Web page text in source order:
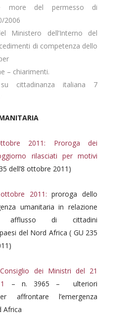
more del permesso di
2006
Ministero dell’Interno del
di competenza dello
– chiarimenti.
su cittadinanza italiana 7
2011: Proroga dei
rilasciati per motivi
dell’8 ottobre 2011)
2011 :proroga dello
umanitaria in relazione
afflusso di cittadini
del Nord Africa ( GU 235
dei Ministri del 21
– n. 3965 – ulteriori
affrontare l’emergenza
Africa